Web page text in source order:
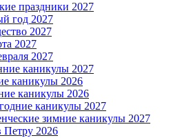
праздники 2027
год 2027
2027
2027
2027
каникулы 2027
каникулы 2026
каникулы 2026
каникулы 2027
зимние каникулы 2027
Петру 2026